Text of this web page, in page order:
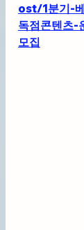
ost/1분기-
독점콘텐츠-
모집